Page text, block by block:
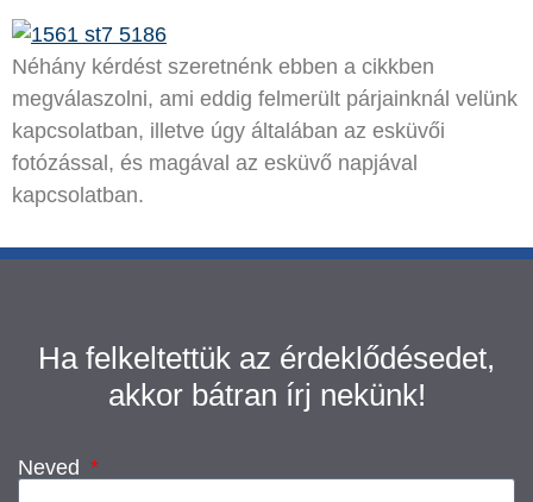
Néhány kérdést szeretnénk ebben a cikkben
megválaszolni, ami eddig felmerült párjainknál velünk
kapcsolatban, illetve úgy általában az esküvői
fotózással, és magával az esküvő napjával
kapcsolatban.
Ha felkeltettük az érdeklődésedet,
akkor bátran írj nekünk!
Neved